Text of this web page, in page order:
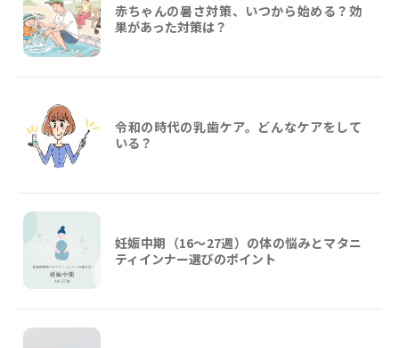
赤ちゃんの暑さ対策、いつから始める？効
果があった対策は？
令和の時代の乳歯ケア。どんなケアをして
いる？
妊娠中期（16〜27週）の体の悩みとマタニ
ティインナー選びのポイント